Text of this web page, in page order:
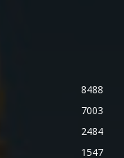
8488
7003
2484
1547